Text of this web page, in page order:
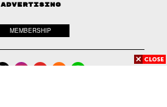
ADVERTISING
MEMBERSHIP